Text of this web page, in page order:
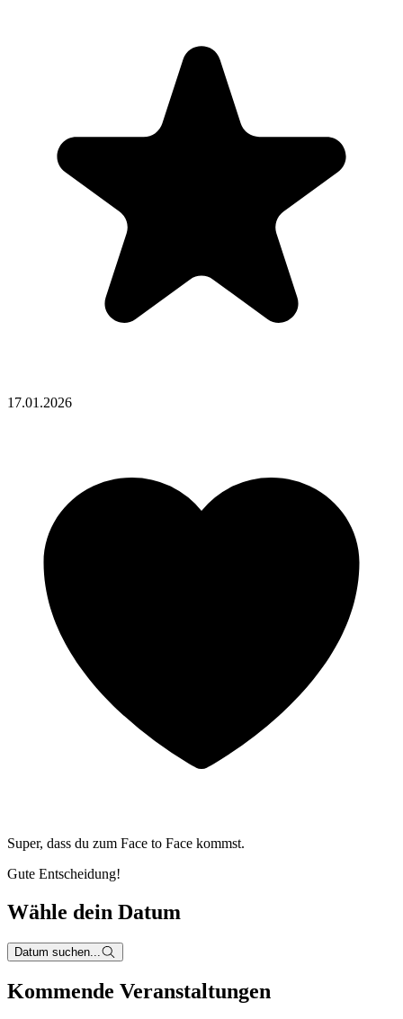
17.01.2026
Super, dass du zum Face to Face kommst.
Gute Entscheidung!
Wähle dein Datum
Datum suchen...
Kommende Veranstaltungen